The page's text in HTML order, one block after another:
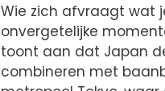
Wie zich afvraagt wat
onvergetelijke
toont aan dat Japan
combineren met